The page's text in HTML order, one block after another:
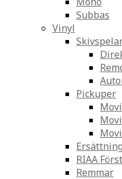
Subbas
Vinyl
Pickuper
RIAA
Remmar